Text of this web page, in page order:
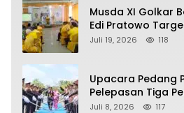
Musda XI Golkar
Edi Pratowo
Partai pada
Juli 19, 2026 118
Upacara Pedang
Pelepasan Tiga
Selatan Masuki
Juli 8, 2026 117